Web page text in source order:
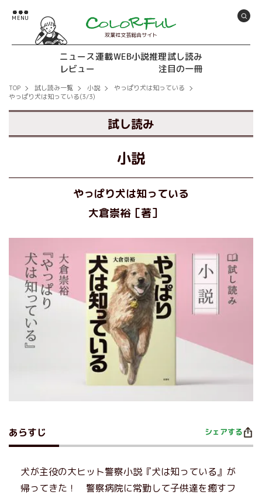
双葉社文芸総合サイト
ニュース連載WEB小説推理試し読み
レビュー
注目の一冊
TOP 試し読み一覧 小説
やっぱり犬は知っている
やっぱり犬は知っている(3/3)
試し読み
小説
やっぱり犬は知っている
大倉崇裕［著］
あらすじ シェアする
犬が主役の大ヒット警察小説『犬は知っている』が
帰ってきた！ 警察病院に常勤して子供達を癒すフ